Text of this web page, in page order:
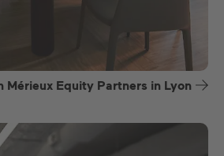
Mérieux Equity Partners in Lyon